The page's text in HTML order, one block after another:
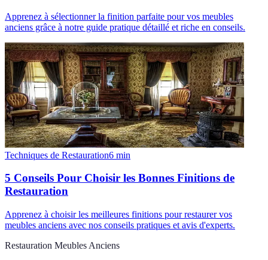
Apprenez à sélectionner la finition parfaite pour vos meubles
anciens grâce à notre guide pratique détaillé et riche en conseils.
Techniques de Restauration6 min
5 Conseils Pour Choisir les Bonnes Finitions de
Restauration
Apprenez à choisir les meilleures finitions pour restaurer vos
meubles anciens avec nos conseils pratiques et avis d'experts.
Restauration Meubles Anciens